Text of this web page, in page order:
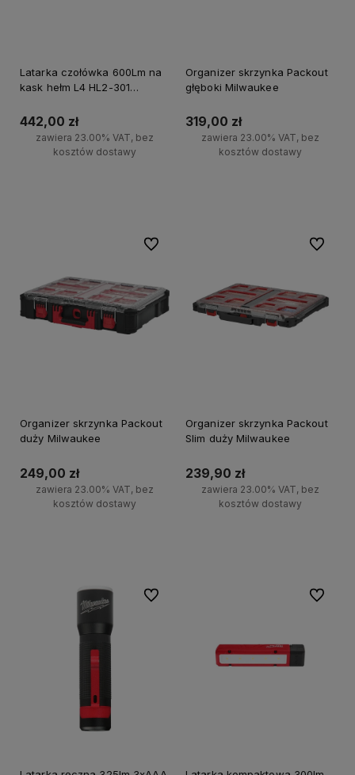
Latarka czołówka 600Lm na
kask hełm L4 HL2-301
442,00 zł
zawiera 23.00% VAT, bez
kosztów dostawy
Organizer skrzynka Packout
głęboki Milwaukee
319,00 zł
zawiera 23.00% VAT, bez
kosztów dostawy
Organizer skrzynka Packout
duży Milwaukee
249,00 zł
zawiera 23.00% VAT, bez
kosztów dostawy
Do ulubionych
Organizer skrzynka Packout
Slim duży Milwaukee
239,90 zł
zawiera 23.00% VAT, bez
kosztów dostawy
Do
Do ulubionych Do